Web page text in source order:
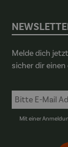
Melde dich
sicher dir
Mit einer